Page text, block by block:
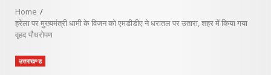
Home
हरेला पर मुख्यमंत्री धामी के विजन को एमडीडीए ने धरातल पर उतारा, शहर में किया गया
वृहद पौधरोपण
उत्तराखण्ड